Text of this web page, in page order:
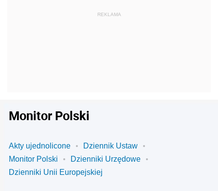
Monitor Polski
Akty ujednolicone
Dziennik Ustaw
Monitor Polski
Dzienniki Urzędowe
Dzienniki Unii Europejskiej